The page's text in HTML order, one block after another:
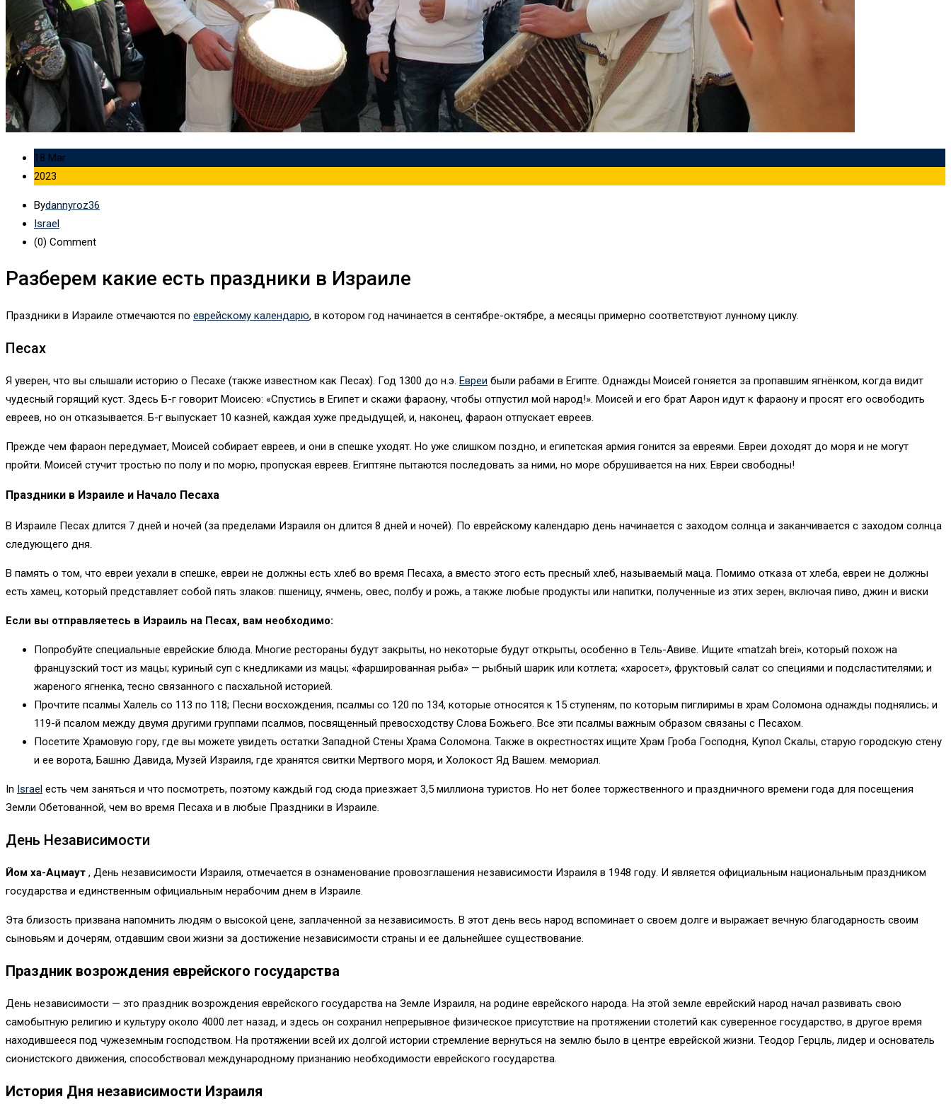
18 Mar
2023
Bydannyroz36
Israel
(0) Comment
Разберем какие есть праздники в Израиле
Праздники в Израиле отмечаются по еврейскому календарю, в котором год начинается в сентябре-октябре, а месяцы примерно соответствуют лунному циклу.
Песах
Я уверен, что вы слышали историю о Песахе (также известном как Песах). Год 1300 до н.э. Евреи были рабами в Египте. Однажды Моисей гоняется за пропавшим ягнёнком, когда видит
чудесный горящий куст. Здесь Б-г говорит Моисею: «Спустись в Египет и скажи фараону, чтобы отпустил мой народ!». Моисей и его брат Аарон идут к фараону и просят его освободить
евреев, но он отказывается. Б-г выпускает 10 казней, каждая хуже предыдущей, и, наконец, фараон отпускает евреев.
Прежде чем фараон передумает, Моисей собирает евреев, и они в спешке уходят. Но уже слишком поздно, и египетская армия гонится за евреями. Евреи доходят до моря и не могут
пройти. Моисей стучит тростью по полу и по морю, пропуская евреев. Египтяне пытаются последовать за ними, но море обрушивается на них. Евреи свободны!
Праздники в Израиле и Начало Песаха
В Израиле Песах длится 7 дней и ночей (за пределами Израиля он длится 8 дней и ночей). По еврейскому календарю день начинается с заходом солнца и заканчивается с заходом солнца
следующего дня.
В память о том, что евреи уехали в спешке, евреи не должны есть хлеб во время Песаха, а вместо этого есть пресный хлеб, называемый маца. Помимо отказа от хлеба, евреи не должны
есть хамец, который представляет собой пять злаков: пшеницу, ячмень, овес, полбу и рожь, а также любые продукты или напитки, полученные из этих зерен, включая пиво, джин и виски
Если вы отправляетесь в Израиль на Песах, вам необходимо:
Попробуйте специальные еврейские блюда. Многие рестораны будут закрыты, но некоторые будут открыты, особенно в Тель-Авиве. Ищите «matzah brei», который похож на
французский тост из мацы; куриный суп с кнедликами из мацы; «фаршированная рыба» — рыбный шарик или котлета; «харосет», фруктовый салат со специями и подсластителями; и
жареного ягненка, тесно связанного с пасхальной историей.
Прочтите псалмы Халель со 113 по 118; Песни восхождения, псалмы со 120 по 134, которые относятся к 15 ступеням, по которым пиглиримы в храм Соломона однажды поднялись; и
119-й псалом между двумя другими группами псалмов, посвященный превосходству Слова Божьего. Все эти псалмы важным образом связаны с Песахом.
Посетите Храмовую гору, где вы можете увидеть остатки Западной Стены Храма Соломона. Также в окрестностях ищите Храм Гроба Господня, Купол Скалы, старую городскую стену
и ее ворота, Башню Давида, Музей Израиля, где хранятся свитки Мертвого моря, и Холокост Яд Вашем. мемориал.
In Israel есть чем заняться и что посмотреть, поэтому каждый год сюда приезжает 3,5 миллиона туристов. Но нет более торжественного и праздничного времени года для посещения
Земли Обетованной, чем во время Песаха и в любые Праздники в Израиле.
День Независимости
Йом ха-Ацмаут , День независимости Израиля, отмечается в ознаменование провозглашения независимости Израиля в 1948 году. И является официальным национальным праздником
государства и единственным официальным нерабочим днем ​​в Израиле.
Эта близость призвана напомнить людям о высокой цене, заплаченной за независимость. В этот день весь народ вспоминает о своем долге и выражает вечную благодарность своим
сыновьям и дочерям, отдавшим свои жизни за достижение независимости страны и ее дальнейшее существование.
Праздник возрождения еврейского государства
День независимости — это праздник возрождения еврейского государства на Земле Израиля, на родине еврейского народа. На этой земле еврейский народ начал развивать свою
самобытную религию и культуру около 4000 лет назад, и здесь он сохранил непрерывное физическое присутствие на протяжении столетий как суверенное государство, в другое время
находившееся под чужеземным господством. На протяжении всей их долгой истории стремление вернуться на землю было в центре еврейской жизни. Теодор Герцль, лидер и основатель
сионистского движения, способствовал международному признанию необходимости еврейского государства.
История Дня независимости Израиля